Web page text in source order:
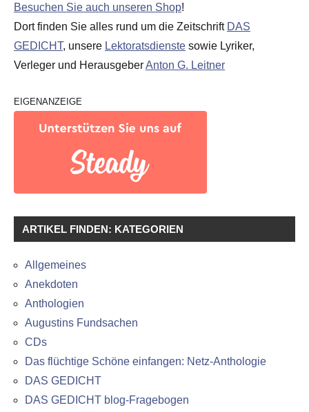
Besuchen Sie auch unseren Shop!
Dort finden Sie alles rund um die Zeitschrift DAS
GEDICHT, unsere Lektoratsdienste sowie Lyriker,
Verleger und HerausgeberAnton G. Leitner
EIGENANZEIGE
ARTIKEL FINDEN: KATEGORIEN
Allgemeines
Anekdoten
Anthologien
Augustins Fundsachen
CDs
Das flüchtige Schöne einfangen: Netz-Anthologie
DAS GEDICHT
DAS GEDICHT blog-Fragebogen